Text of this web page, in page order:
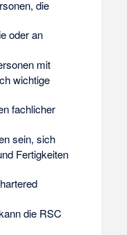
die
oder an
mit
wichtige
fachlicher
sein, sich
Fertigkeiten
die RSC